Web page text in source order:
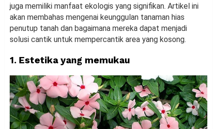
juga memiliki manfaat ekologis yang signifikan. Artikel ini
akan membahas mengenai keunggulan tanaman hias
penutup tanah dan bagaimana mereka dapat menjadi
solusi cantik untuk mempercantik area yang kosong.
1. Estetika yang memukau